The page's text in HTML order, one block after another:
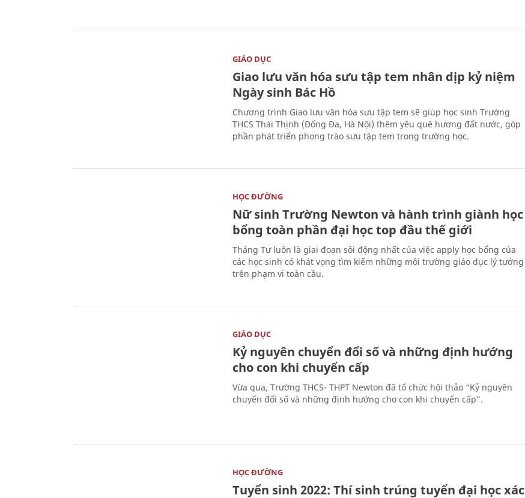
GIÁO DỤC
Giao lưu văn hóa sưu tập tem nhân dịp kỷ niệm
Ngày sinh Bác Hồ
Chương trình Giao lưu văn hóa sưu tập tem sẽ giúp học sinh Trường
THCS Thái Thịnh (Đống Đa, Hà Nội) thêm yêu quê hương đất nước, góp
phần phát triển phong trào sưu tập tem trong trường học.
HỌC ĐƯỜNG
Nữ sinh Trường Newton và hành trình giành học
bổng toàn phần đại học top đầu thế giới
Tháng Tư luôn là giai đoạn sôi động nhất của việc apply học bổng của
các học sinh có khát vọng tìm kiếm những môi trường giáo dục lý tưởng
trên phạm vi toàn cầu.
GIÁO DỤC
Kỷ nguyên chuyển đổi số và những định hướng
cho con khi chuyển cấp
Vừa qua, Trường THCS- THPT Newton đã tổ chức hội thảo “Kỷ nguyên
chuyển đổi số và những định hướng cho con khi chuyển cấp”.
HỌC ĐƯỜNG
Tuyển sinh 2022: Thí sinh trúng tuyển đại học xác